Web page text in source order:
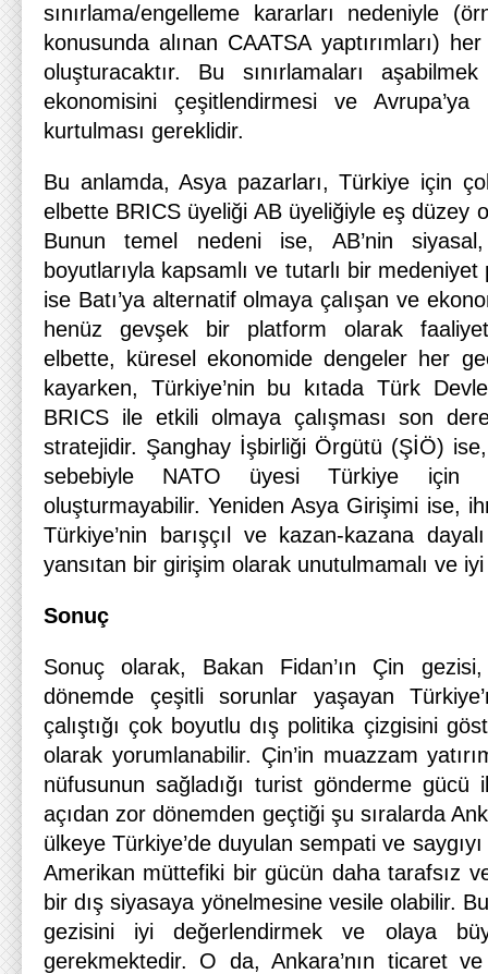
sınırlama/engelleme kararları nedeniyle
konusunda alınan CAATSA yaptırımları)
oluşturacaktır. Bu sınırlamaları
ekonomisini çeşitlendirmesi ve Avrupa’ya
kurtulması gereklidir.
Bu anlamda, Asya pazarları, Türkiye için
elbette BRICS üyeliği AB üyeliğiyle eş düzey
Bunun temel nedeni ise, AB’nin
boyutlarıyla kapsamlı ve tutarlı bir medeniyet
ise Batı’ya alternatif olmaya çalışan ve
henüz gevşek bir platform olarak
elbette, küresel ekonomide dengeler her
kayarken, Türkiye’nin bu kıtada Türk
BRICS ile etkili olmaya çalışması son
stratejidir. Şanghay İşbirliği Örgütü (ŞİÖ)
sebebiyle NATO üyesi Türkiye için
oluşturmayabilir. Yeniden Asya Girişimi ise,
Türkiye’nin barışçıl ve kazan-kazana
yansıtan bir girişim olarak unutulmamalı ve
Sonuç
Sonuç olarak, Bakan Fidan’ın Çin
dönemde çeşitli sorunlar yaşayan
çalıştığı çok boyutlu dış politika çizgisini
olarak yorumlanabilir. Çin’in muazzam
nüfusunun sağladığı turist gönderme gücü
açıdan zor dönemden geçtiği şu sıralarda
ülkeye Türkiye’de duyulan sempati ve
Amerikan müttefiki bir gücün daha tarafsız
bir dış siyasaya yönelmesine vesile olabilir.
gezisini iyi değerlendirmek ve olaya
gerekmektedir. O da, Ankara’nın ticaret